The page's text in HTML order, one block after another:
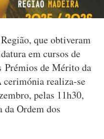
que obtiveram
em cursos de
Prémios de Mérito da
cerimónia realiza-se
pelas 11h30,
da Ordem dos